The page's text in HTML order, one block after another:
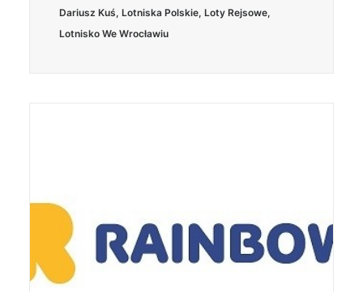
Dariusz Kuś, Lotniska Polskie, Loty Rejsowe,
Lotnisko We Wrocławiu